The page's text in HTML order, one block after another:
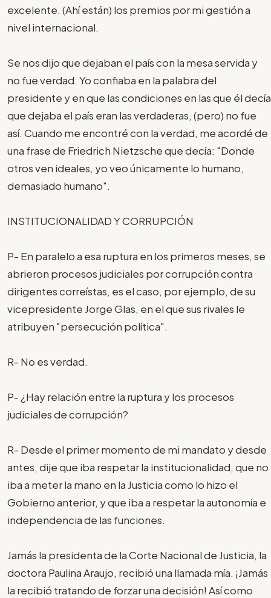
excelente. (Ahí están) los premios por mi gestión a
nivel internacional.
Se nos dijo que dejaban el país con la mesa servida y
no fue verdad. Yo confiaba en la palabra del
presidente y en que las condiciones en las que él decía
que dejaba el país eran las verdaderas, (pero) no fue
así. Cuando me encontré con la verdad, me acordé de
una frase de Friedrich Nietzsche que decía: "Donde
otros ven ideales, yo veo únicamente lo humano,
demasiado humano".
INSTITUCIONALIDAD Y CORRUPCIÓN
P- En paralelo a esa ruptura en los primeros meses, se
abrieron procesos judiciales por corrupción contra
dirigentes correístas, es el caso, por ejemplo, de su
vicepresidente Jorge Glas, en el que sus rivales le
atribuyen "persecución política".
R- No es verdad.
P- ¿Hay relación entre la ruptura y los procesos
judiciales de corrupción?
R- Desde el primer momento de mi mandato y desde
antes, dije que iba respetar la institucionalidad, que no
iba a meter la mano en la Justicia como lo hizo el
Gobierno anterior, y que iba a respetar la autonomía e
independencia de las funciones.
Jamás la presidenta de la Corte Nacional de Justicia, la
doctora Paulina Araujo, recibió una llamada mía. ¡Jamás
la recibió tratando de forzar una decisión! Así como